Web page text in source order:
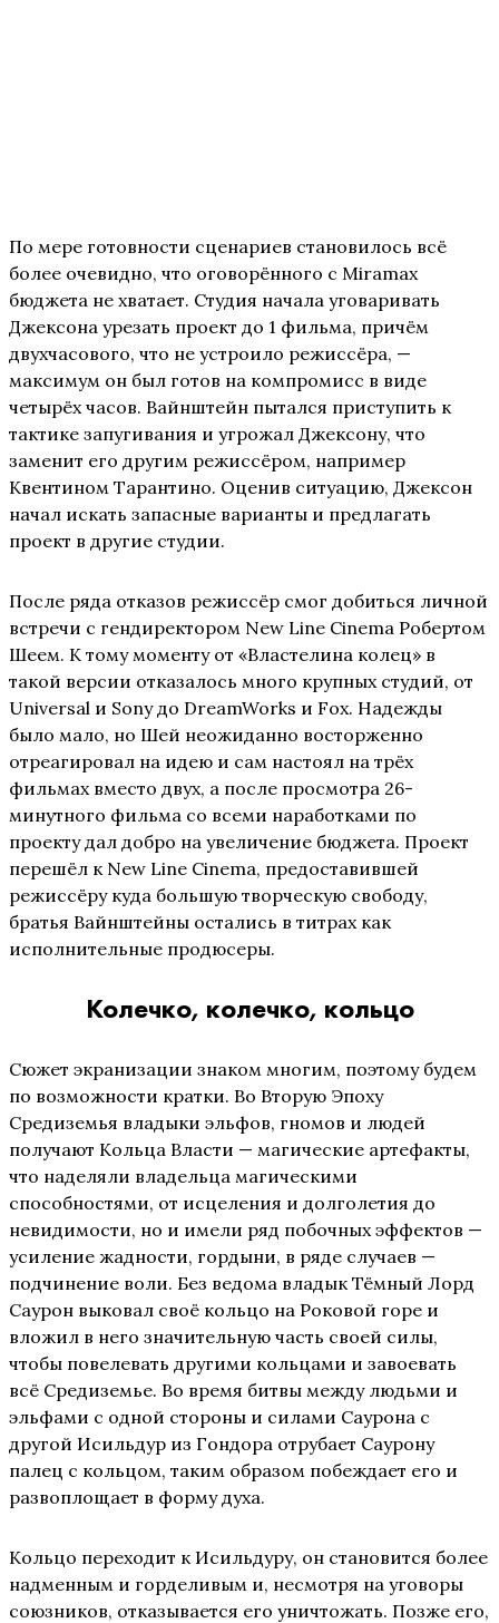
По мере готовности сценариев становилось всё
более очевидно, что оговорённого с Miramax
бюджета не хватает. Студия начала уговаривать
Джексона урезать проект до 1 фильма, причём
двухчасового, что не устроило режиссёра, —
максимум он был готов на компромисс в виде
четырёх часов. Вайнштейн пытался приступить к
тактике запугивания и угрожал Джексону, что
заменит его другим режиссёром, например
Квентином Тарантино. Оценив ситуацию, Джексон
начал искать запасные варианты и предлагать
проект в другие студии.
После ряда отказов режиссёр смог добиться личной
встречи с гендиректором New Line Cinema Робертом
Шеем. К тому моменту от «Властелина колец» в
такой версии отказалось много крупных студий, от
Universal и Sony до DreamWorks и Fox. Надежды
было мало, но Шей неожиданно восторженно
отреагировал на идею и сам настоял на трёх
фильмах вместо двух, а после просмотра 26-
минутного фильма со всеми наработками по
проекту дал добро на увеличение бюджета. Проект
перешёл к New Line Cinema, предоставившей
режиссёру куда большую творческую свободу,
братья Вайнштейны остались в титрах как
исполнительные продюсеры.
Колечко, колечко, кольцо
Сюжет экранизации знаком многим, поэтому будем
по возможности кратки. Во Вторую Эпоху
Средиземья владыки эльфов, гномов и людей
получают Кольца Власти — магические артефакты,
что наделяли владельца магическими
способностями, от исцеления и долголетия до
невидимости, но и имели ряд побочных эффектов —
усиление жадности, гордыни, в ряде случаев —
подчинение воли. Без ведома владык Тёмный Лорд
Саурон выковал своё кольцо на Роковой горе и
вложил в него значительную часть своей силы,
чтобы повелевать другими кольцами и завоевать
всё Средиземье. Во время битвы между людьми и
эльфами с одной стороны и силами Саурона с
другой Исильдур из Гондора отрубает Саурону
палец с кольцом, таким образом побеждает его и
развоплощает в форму духа.
Кольцо переходит к Исильдуру, он становится более
надменным и горделивым и, несмотря на уговоры
союзников, отказывается его уничтожать. Позже его,